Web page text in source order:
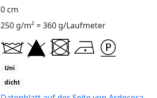
0 cm
250 g/m² = 360 g/Laufmeter
Uni
dicht